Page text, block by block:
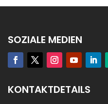
SOZIALE MEDIEN
KONTAKTDETAILS